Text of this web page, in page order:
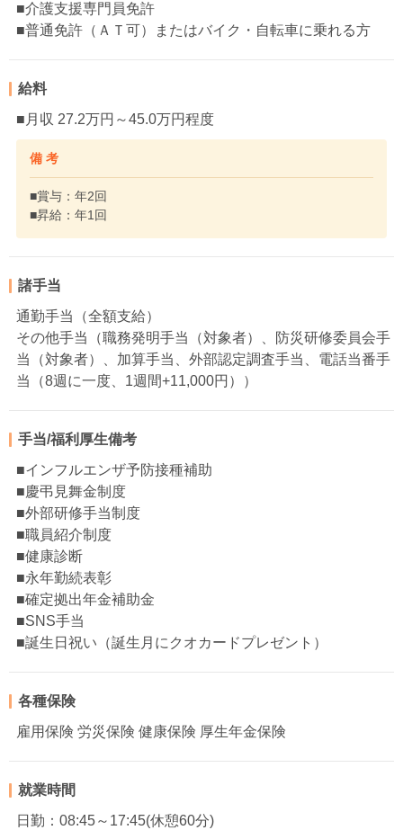
■介護支援専門員免許
■普通免許（ＡＴ可）またはバイク・自転車に乗れる方
給料
■月収 27.2万円～45.0万円程度
備 考
■賞与：年2回
■昇給：年1回
諸手当
通勤手当（全額支給）
その他手当（職務発明手当（対象者）、防災研修委員会手
当（対象者）、加算手当、外部認定調査手当、電話当番手
当（8週に一度、1週間+11,000円））
手当/福利厚生備考
■インフルエンザ予防接種補助
■慶弔見舞金制度
■外部研修手当制度
■職員紹介制度
■健康診断
■永年勤続表彰
■確定拠出年金補助金
■SNS手当
■誕生日祝い（誕生月にクオカードプレゼント）
各種保険
雇用保険 労災保険 健康保険 厚生年金保険
就業時間
日勤：08:45～17:45(休憩60分)